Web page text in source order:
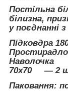
Постільна
білизна,
у поєднанні
Підковдра
Наволочка
70х70 ― 2
Паковання: